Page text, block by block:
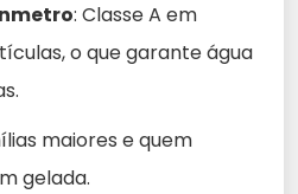
: Classe A em
o que garante água
maiores e quem
gelada.